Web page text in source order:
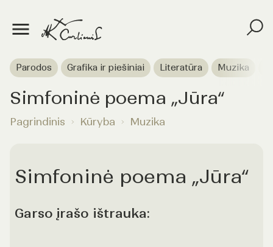
Parodos Grafika ir piešiniai Literatūra Muzika
Simfoninė poema „Jūra“
Pagrindinis Kūryba Muzika
Simfoninė poema „Jūra“
Garso įrašo ištrauka: